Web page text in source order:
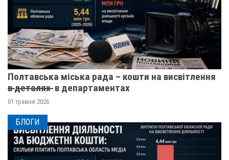
Полтавська міська рада – кошти на висвітлення
в̶ ̶д̶е̶т̶а̶л̶я̶х̶ ̶ в департаментах
01 травня 2026
БЛОГИ